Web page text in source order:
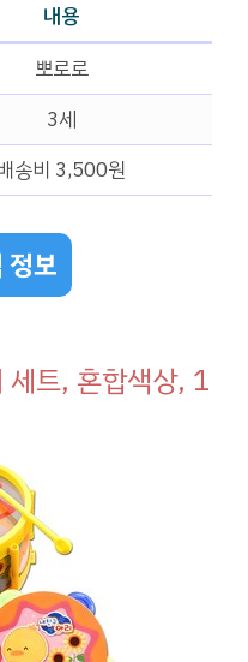
내용
뽀로로
3세
송비 3,500원
정보
세트, 혼합색상, 1